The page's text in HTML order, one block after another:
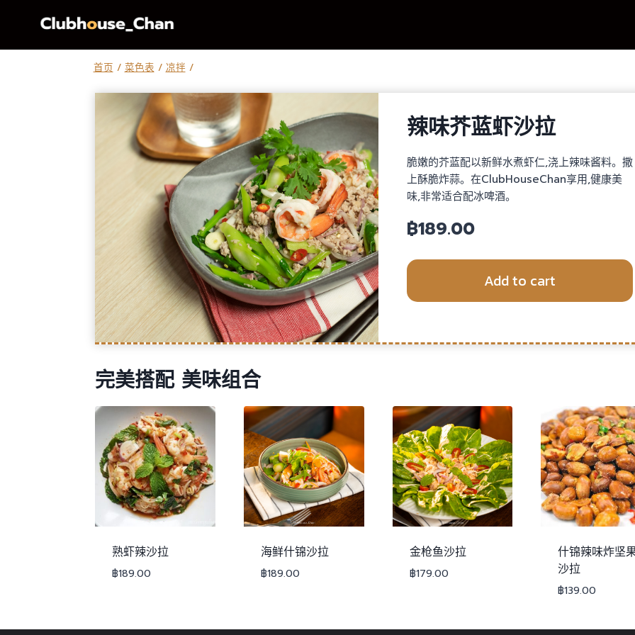
首页 / 菜色表 / 凉拌 /
辣味芥蓝虾沙拉
脆嫩的芥蓝配以新鲜水煮虾仁,浇上辣味酱料。撒
上酥脆炸蒜。在ClubHouseChan享用,健康美
味,非常适合配冰啤酒。
฿189.00
Add to cart
完美搭配 美味组合
熟虾辣沙拉
฿189.00
海鲜什锦沙拉
฿189.00
金枪鱼沙拉
฿179.00
什锦辣味炸坚
沙拉
฿139.00